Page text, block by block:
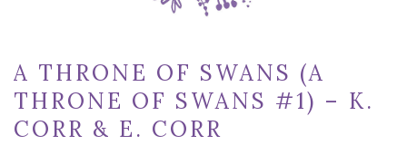
A THRONE OF SWANS (A
THRONE OF SWANS #1) – K.
CORR & E. CORR